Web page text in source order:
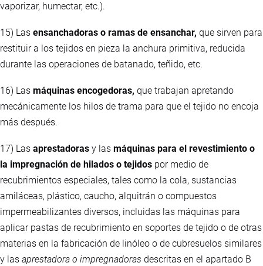
vaporizar, humectar, etc.).
15) Las ensanchadoras o ramas de ensanchar, que sirven para
restituir a los tejidos en pieza la anchura primitiva, reducida
durante las operaciones de batanado, teñido, etc.
16) Las máquinas encogedoras, que trabajan apretando
mecánicamente los hilos de trama para que el tejido no encoja
más después.
17) Las aprestadoras y las máquinas para el revestimiento o
la impregnación de hilados o tejidos por medio de
recubrimientos especiales, tales como la cola, sustancias
amiláceas, plástico, caucho, alquitrán o compuestos
impermeabilizantes diversos, incluidas las máquinas para
aplicar pastas de recubrimiento en soportes de tejido o de otras
materias en la fabricación de linóleo o de cubresuelos similares
y las aprestadora o impregnadoras descritas en el apartado B